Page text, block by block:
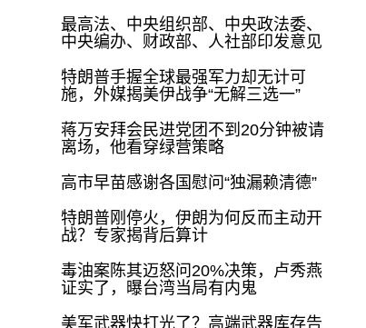
最高法、中央组织部、中央政法委、
中央编办、财政部、人社部印发意见
特朗普手握全球最强军力却无计可
施，外媒揭美伊战争“无解三选一”
蒋万安拜会民进党团不到20分钟被请
离场，他看穿绿营策略
高市早苗感谢各国慰问“独漏赖清德”
特朗普刚停火，伊朗为何反而主动开
战？专家揭背后算计
毒油案陈其迈怒问20%决策，卢秀燕
证实了，曝台湾当局有内鬼
美军武器快打光了？高端武器库存告